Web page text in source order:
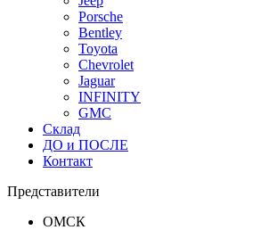
Porsche
Bentley
Toyota
Chevrolet
Jaguar
INFINITY
GMC
Склад
ДО и ПОСЛЕ
Контакт
Представители
ОМСК